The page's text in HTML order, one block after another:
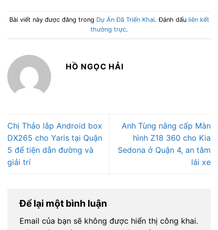
Bài viết này được đăng trong Dự Án Đã Triển Khai. Đánh dấu liên kết
thường trực.
HỒ NGỌC HẢI
Chị Thảo lắp Android box
DX265 cho Yaris tại Quận
5 để tiện dẫn đường và
giải trí
Anh Tùng nâng cấp Màn
hình Z18 360 cho Kia
Sedona ở Quận 4, an tâm
lái xe
Để lại một bình luận
Email của bạn sẽ không được hiển thị công khai.